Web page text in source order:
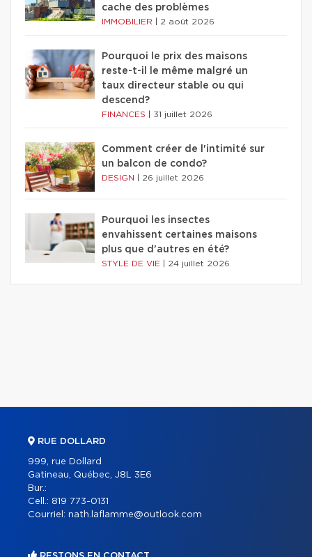
cache des problèmes
IMMOBILIER 2 août 2026
Pourquoi le prix des maisons
reste-t-il le même malgré un
taux directeur stable ou qui
descend?
FINANCES 31 juillet 2026
Comment créer de l'intimité sur
un balcon de condo?
DESIGN 26 juillet 2026
Pourquoi les insectes
envahissent certaines maisons
plus que d'autres en été?
STYLE DE VIE 24 juillet 2026
RUE DOLLARD
999, rue Dollard
Gatineau, Québec, J8L 3E6
Bur.:
Cell.: 819 773-0131
Courriel: nath.laflamme@outlook.com